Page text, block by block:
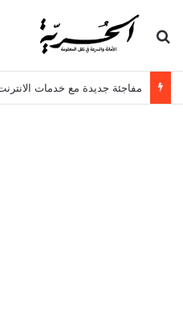
بحث عن
مفاجئة جديدة مع خدمات